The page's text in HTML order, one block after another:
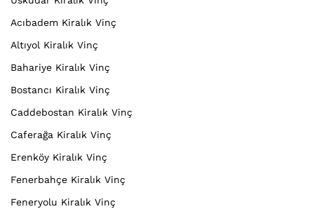
Acıbadem Kiralık Vinç
Altıyol Kiralık Vinç
Bahariye Kiralık Vinç
Bostancı Kiralık Vinç
Caddebostan Kiralık Vinç
Caferağa Kiralık Vinç
Erenköy Kiralık Vinç
Fenerbahçe Kiralık Vinç
Feneryolu Kiralık Vinç